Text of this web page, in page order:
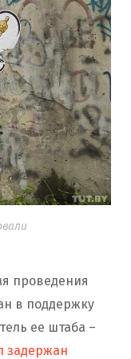
проведения
в поддержку
ее штаба –
задержан